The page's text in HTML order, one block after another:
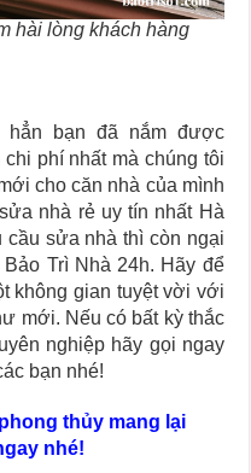
hài lòng khách hàng
hẳn bạn đã nắm được
phí nhất mà chúng tôi
cho căn nhà của mình
nhà rẻ uy tín nhất Hà
cầu sửa nhà thì còn ngại
Trì Nhà 24h. Hãy để
không gian tuyệt vời với
mới. Nếu có bất kỳ thắc
nghiệp hãy gọi ngay
bạn nhé!
thủy mang lại
nhé!